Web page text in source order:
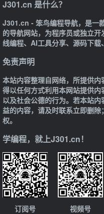
J301.cn 是什么？
J301.cn - 笨鸟编程导航，是一
的导航网站，为程序员或独立
线编程、AI工具分享、源码下载
免责声明
本站内容整理自网络，所提供
得以任何方式利用本网站提供内
以及社会公德的行为。若本站
益的内容，请及时联系立即删
权。
学编程，就上J301.cn！
订阅号 视频号